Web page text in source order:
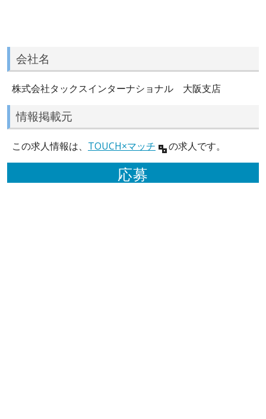
会社名
株式会社タックスインターナショナル 大阪支店
情報掲載元
この求人情報は、 TOUCH×マッチ の求人です。
応募